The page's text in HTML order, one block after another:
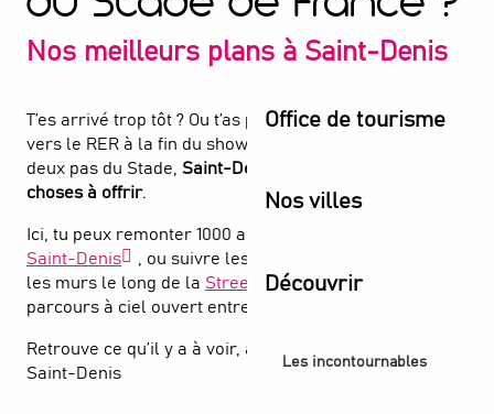
Office de tourisme
Nos villes
Découvrir
Les incontournables
Nos meilleurs plans à Saint-Denis
T’es arrivé trop tôt ? Ou t’as pas envie de suivre la foule
vers le RER à la fin du show ? Bonne idée. Parce qu’à
deux pas du Stade, Saint-Denis a énormément de
choses à offrir.
Ici, tu peux remonter 1000 ans d’histoire à la
Saint-Denis
, ou suivre les bombes de peinture sur
les murs le long de la Street Art Avenue
parcours à ciel ouvert entre art urbain et canal.
Retrouve ce qu’il y a à voir, à faire et à explorer à
Saint-Denis